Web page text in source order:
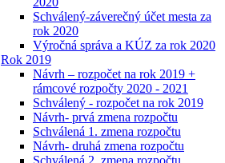
Schválený-záverečný účet mesta za
rok 2020
Výročná správa a KÚZ za rok 2020
Rok 2019
Návrh – rozpočet na rok 2019 +
rámcové rozpočty 2020 - 2021
Schválený - rozpočet na rok 2019
Návrh- prvá zmena rozpočtu
Schválená 1. zmena rozpočtu
Návrh- druhá zmena rozpočtu
Schválená 2. zmena rozpočtu